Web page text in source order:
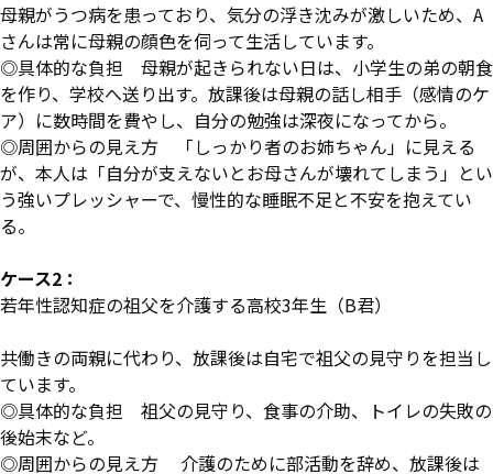
母親がうつ病を患っており、気分の浮き沈みが激しいため、A
さんは常に母親の顔色を伺って生活しています。
◎具体的な負担 母親が起きられない日は、小学生の弟の朝食
を作り、学校へ送り出す。放課後は母親の話し相手（感情のケ
ア）に数時間を費やし、自分の勉強は深夜になってから。
◎周囲からの見え方 「しっかり者のお姉ちゃん」に見える
が、本人は「自分が支えないとお母さんが壊れてしまう」とい
う強いプレッシャーで、慢性的な睡眠不足と不安を抱えてい
る。
ケース2：
若年性認知症の祖父を介護する高校3年生（B君）
共働きの両親に代わり、放課後は自宅で祖父の見守りを担当し
ています。
◎具体的な負担 祖父の見守り、食事の介助、トイレの失敗の
後始末など。
◎周囲からの見え方 介護のために部活動を辞め、放課後は